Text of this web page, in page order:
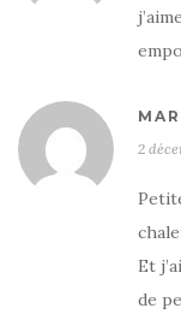
2
Et
de